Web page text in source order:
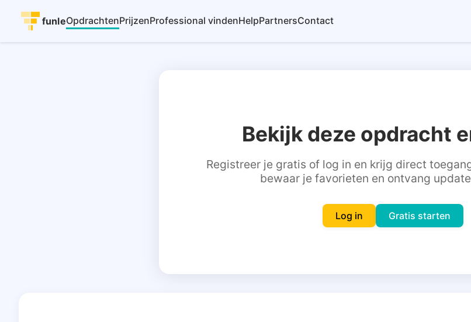
funleOpdrachtenPrijzenProfessional vindenHelpPartnersContact
Bekijk deze opdracht
Registreer je gratis of log in en krijg direct
bewaar je favorieten en ontvang
Log in Gratis starten